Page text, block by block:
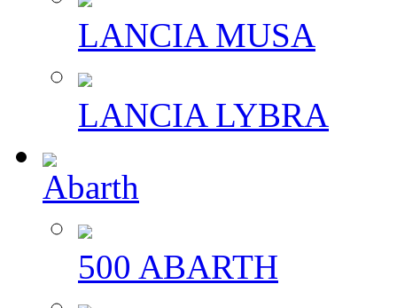
LANCIA MUSA
LANCIA LYBRA
Abarth
500 ABARTH